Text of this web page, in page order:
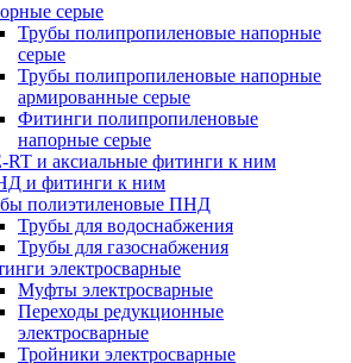
серые
Трубы полипропиленовые напорные
серые
Трубы полипропиленовые напорные
армированные серые
Фитинги полипропиленовые
напорные серые
RT и аксиальные фитинги к ним
и фитинги к ним
полиэтиленовые ПНД
Трубы для водоснабжения
Трубы для газоснабжения
электросварные
Муфты электросварные
Переходы редукционные
электросварные
Тройники электросварные